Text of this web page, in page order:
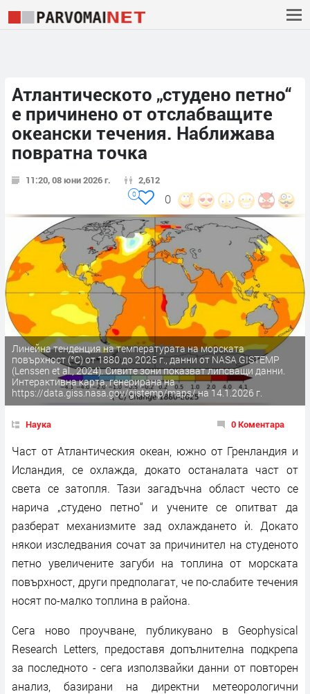
Атлантическото „студено петно“
е причинено от отслабващите
океански течения. Наближава
повратна точка
11:20, 08 юни 2026 г. 2,612
0
0
Линейна тенденция на температурата на морската
повърхност (°C) от 1880 до 2025 г., данни от NASA GISTEMP
(Lenssen et al., 2024). Сивите зони показват липсващи данни.
Интерактивна карта, генерирана на
https://data.giss.nasa.gov/gistemp/maps/ на 14.1.2026 г.
Наука 0 Коментара
Част от Атлантическия океан, южно от Гренландия и
Исландия, се охлажда, докато останалата част от
света се затопля. Тази загадъчна област често се
нарича „студено петно“ и учените се опитват да
разберат механизмите зад охлаждането ѝ. Докато
някои изследвания сочат за причинител на студеното
петно увеличените загуби на топлина от морската
повърхност, други предполагат, че по-слабите течения
носят по-малко топлина в района.
Сега ново проучване, публикувано в Geophysical
Research Letters, предоставя допълнителна подкрепа
за последното - сега използвайки данни от повторен
анализ, базирани на директни метеорологични